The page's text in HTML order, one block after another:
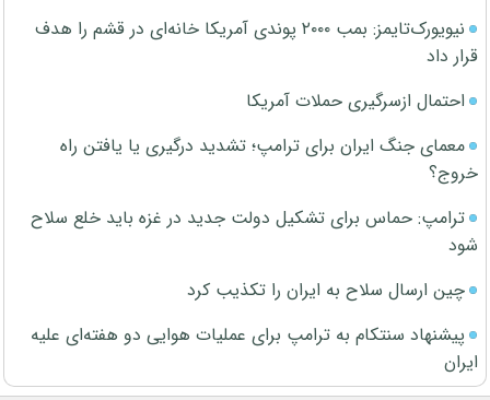
نیویورک‌تایمز: بمب ۲۰۰۰ پوندی آمریکا خانه‌ای در قشم را هدف
قرار داد
احتمال ازسرگیری حملات آمریکا
معمای جنگ ایران برای ترامپ؛ تشدید درگیری یا یافتن راه
خروج؟
ترامپ: حماس برای تشکیل دولت جدید در غزه باید خلع سلاح
شود
چین ارسال سلاح به ایران را تکذیب کرد
پیشنهاد سنتکام به ترامپ برای عملیات هوایی دو هفته‌ای علیه
ایران